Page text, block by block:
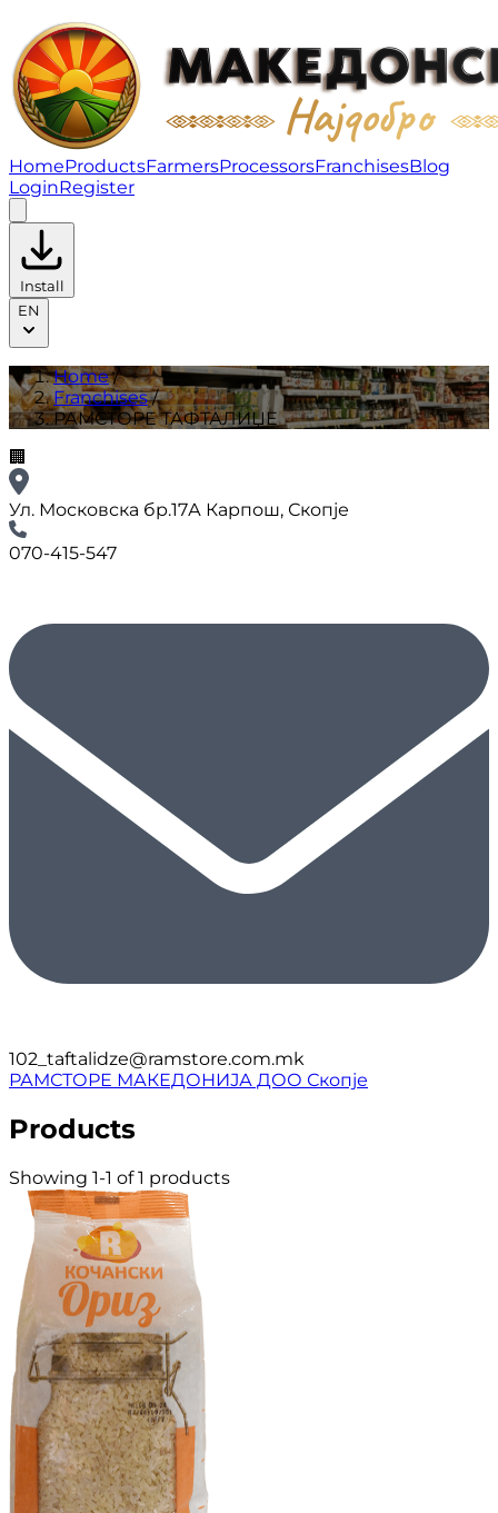
РАМСТОРE ТАФТАЛИЏЕ | Franchises
HomeProductsFarmersProcessorsFranchisesBlog
LoginRegister
Install
EN
Home/
Franchises/
РАМСТОРE ТАФТАЛИЏЕ
🏢
Ул. Московска бр.17А Карпош, Скопје
070-415-547
102_taftalidze@ramstore.com.mk
РАМСТОРЕ МАКЕДОНИЈА ДОО Скопје
Products
Showing 1-1 of 1 products